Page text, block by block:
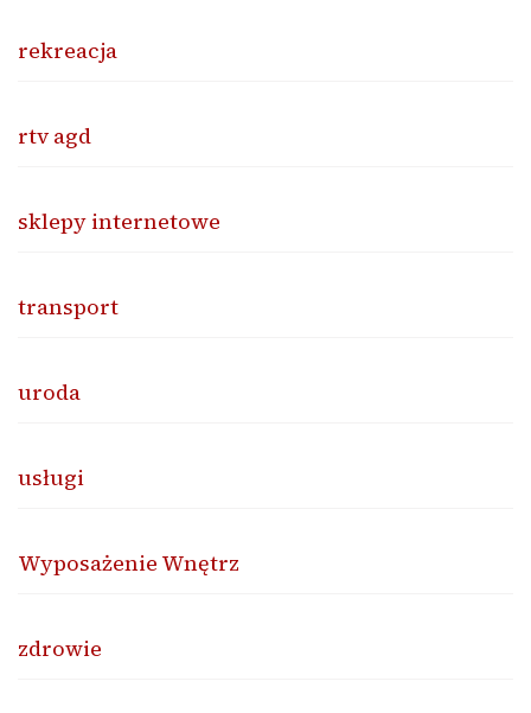
rekreacja
rtv agd
sklepy internetowe
transport
uroda
usługi
Wyposażenie Wnętrz
zdrowie